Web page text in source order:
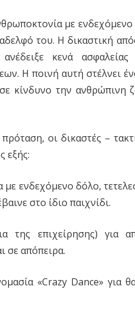
με
του. Η δικαστική
κενά ασφαλείας
Η ποινή αυτή στέλνει
κίνδυνο την
οι δικαστές –
εξής:
με ενδεχόμενο δόλο,
στο ίδιο παιχνίδι.
της επιχείρησης) για
σε απόπειρα.
«Crazy Dance» για